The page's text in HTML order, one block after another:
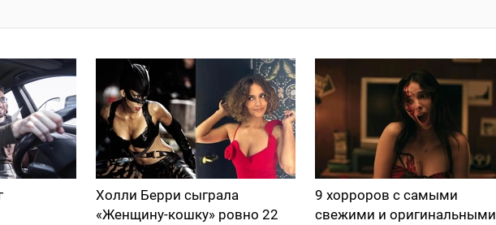
Холли Берри сыграла
«Женщину-кошку» ровно 22
9 хорроров с самыми
свежими и оригинальными